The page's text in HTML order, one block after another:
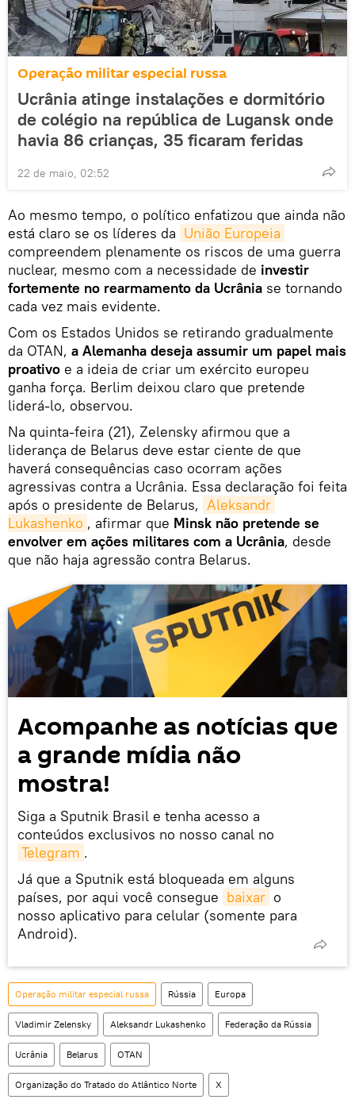
Operação militar especial russa
Ucrânia atinge instalações e dormitório
de colégio na república de Lugansk onde
havia 86 crianças, 35 ficaram feridas
22 de maio, 02:52
Ao mesmo tempo, o político enfatizou que ainda não
está claro se os líderes da União Europeia
compreendem plenamente os riscos de uma guerra
nuclear, mesmo com a necessidade de investir
fortemente no rearmamento da Ucrânia se tornando
cada vez mais evidente.
Com os Estados Unidos se retirando gradualmente
da OTAN, a Alemanha deseja assumir um papel mais
proativo e a ideia de criar um exército europeu
ganha força. Berlim deixou claro que pretende
liderá-lo, observou.
Na quinta-feira (21), Zelensky afirmou que a
liderança de Belarus deve estar ciente de que
haverá consequências caso ocorram ações
agressivas contra a Ucrânia. Essa declaração foi feita
após o presidente de Belarus, Aleksandr
Lukashenko , afirmar que Minsk não pretende se
envolver em ações militares com a Ucrânia, desde
que não haja agressão contra Belarus.
Acompanhe as notícias que
a grande mídia não
mostra!
Siga a Sputnik Brasil e tenha acesso a
conteúdos exclusivos no nosso canal no
Telegram .
Já que a Sputnik está bloqueada em alguns
países, por aqui você consegue baixar o
nosso aplicativo para celular (somente para
Android).
Operação militar especial russa Rússia Europa
Vladimir Zelensky Aleksandr Lukashenko Federação da Rússia
Ucrânia Belarus OTAN
Organização do Tratado do Atlântico Norte X